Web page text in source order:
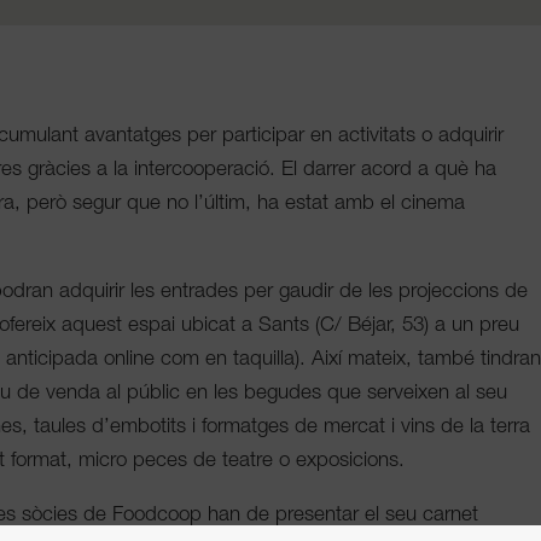
avantatges per participar en activitats o adquirir
gràcies a la intercooperació. El darrer acord a què ha
però segur que no l’últim, ha estat amb el cinema
adquirir les entrades per gaudir de les projeccions de
aquest espai ubicat a Sants (C/ Béjar, 53) a un preu
online com en taquilla). Així mateix, també tindran
de venda al públic en les begudes que serveixen al seu
taules d’embotits i formatges de mercat i vins de la terra
micro peces de teatre o exposicions.
sòcies de Foodcoop han de presentar el seu carnet